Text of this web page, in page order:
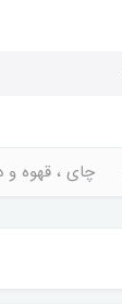
چای ، قهوه